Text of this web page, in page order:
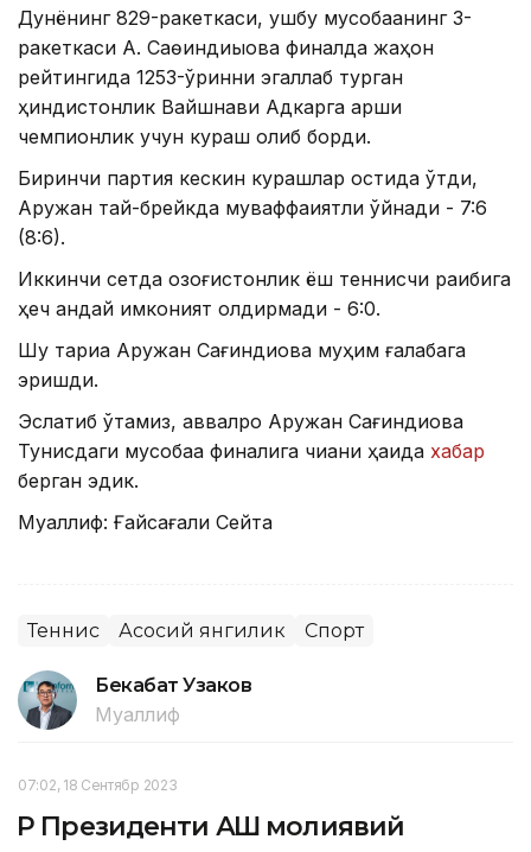
Дунёнинг 829-ракеткаси, ушбу мусобақанинг 3-
ракеткаси А. Саөиндиыова финалда жаҳон
рейтингида 1253-ўринни эгаллаб турган
ҳиндистонлик Вайшнави Адкарга қарши
чемпионлик учун кураш олиб борди.
Биринчи партия кескин курашлар остида ўтди,
Аружан тай-брейкда муваффақиятли ўйнади - 7:6
(8:6).
Иккинчи сетда қозоғистонлик ёш теннисчи рақибига
ҳеч қандай имконият қолдирмади - 6:0.
Шу тариқа Аружан Сағиндиқова муҳим ғалабага
эришди.
Эслатиб ўтамиз, аввалроқ Аружан Сағиндиқова
Тунисдаги мусобақа финалига чиққани ҳақида хабар
берган эдик.
Муаллиф: Ғайсағали Сейтақ
Теннис Асосий янгилик Спорт
Бекабат Узаков
Муаллиф
07:02, 18 Сентябр 2023
ҚР Президенти АҚШ молиявий